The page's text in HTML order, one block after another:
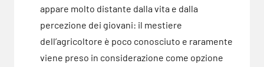
appare molto distante dalla vita e dalla
percezione dei giovani: il mestiere
dell’agricoltore è poco conosciuto e raramente
viene preso in considerazione come opzione